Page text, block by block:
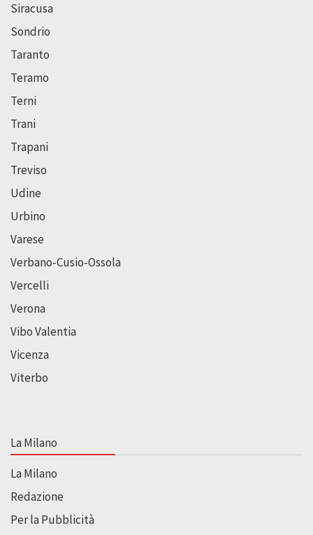
Siracusa
Sondrio
Taranto
Teramo
Terni
Trani
Trapani
Treviso
Udine
Urbino
Varese
Verbano-Cusio-Ossola
Vercelli
Verona
Vibo Valentia
Vicenza
Viterbo
La Milano
La Milano
Redazione
Per la Pubblicità